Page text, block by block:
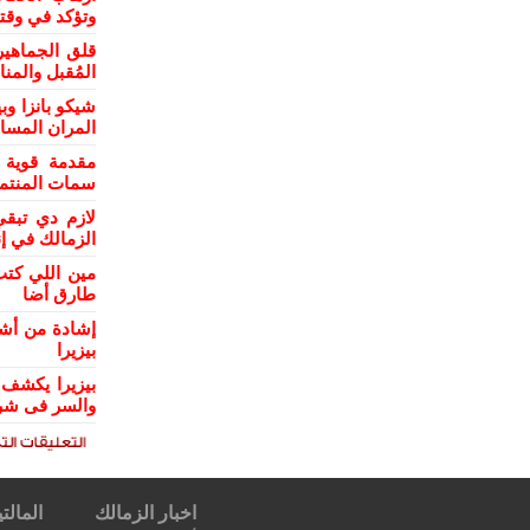
وتؤكد في
قلق
المُقبل
شيكو بانزا
المران
مقدمة
سمات
لازم دي
الزمالك في
مين اللي
طارق أضا
إشادة من
بيزيرا
بيزيرا
والسر فى
اخبار الزمالك